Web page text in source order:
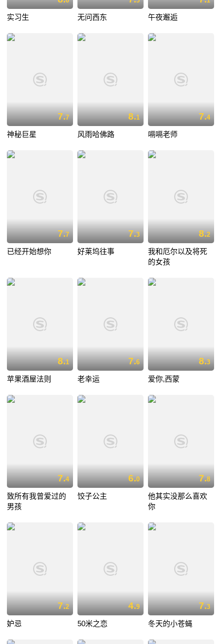
实习生 无问西东 午夜邂逅
7.7
神秘巨星
8.1
风雨哈佛路
7.4
嗝嗝老师
7.7
已经开始想你
7.3
好莱坞往事
8.2
我和厄尔以及将死
的女孩
8.1
苹果酒屋法则
7.6
老幸运
8.3
爱你,西蒙
7.4
致所有我曾爱过的
男孩
6.0
饺子公主
7.8
他其实没那么喜欢
你
7.2
妒忌
4.9
50米之恋
7.3
冬天的小苍蝇